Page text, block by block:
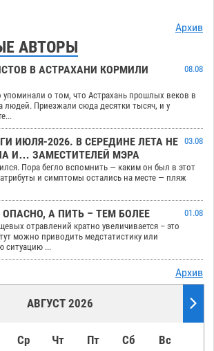
Архив
АВТОРЫ
В АСТРАХАНИ КОРМИЛИ
08.08
о том, что Астрахань прошлых веков в
людей. Приезжали сюда десятки тысяч, и у
ИЮЛЯ-2026. В СЕРЕДИНЕ ЛЕТА НЕ
И… ЗАМЕСТИТЕЛЕЙ МЭРА
03.08
Пора бегло вспомнить — каким он был в этот
и симптомы остались на месте — пляж
А ПИТЬ – ТЕМ БОЛЕЕ
01.08
отравлений кратно увеличивается – это
можно приводить медстатистику или
ситуацию ...
Архив
АВГУСТ 2026
Ср Чт Пт Сб Вс